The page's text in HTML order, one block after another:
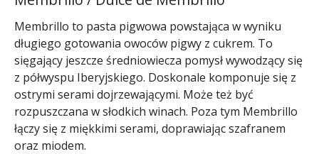
Membrillo to pasta pigwowa powstająca w wyniku
długiego gotowania owoców pigwy z cukrem. To
sięgający jeszcze średniowiecza pomysł wywodzący się
z półwyspu Iberyjskiego. Doskonale komponuje się z
ostrymi serami dojrzewającymi. Może też być
rozpuszczana w słodkich winach. Poza tym Membrillo
łączy się z miękkimi serami, doprawiając szafranem
oraz miodem.